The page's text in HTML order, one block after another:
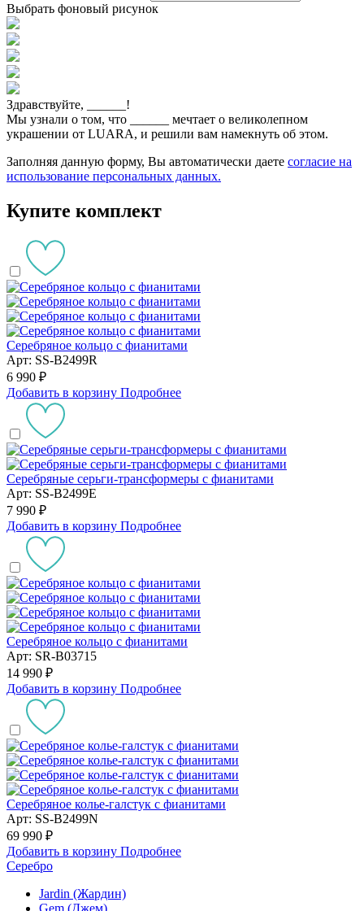
Выбрать фоновый рисунок
Здравствуйте,
!
Мы узнали о том, что
мечтает о великолепном
украшении от LUARA, и решили вам намекнуть об этом.
Заполняя данную форму, Вы автоматически даете согласие на
использование персональных данных.
Купите комплект
Серебряное кольцо с фианитами
Арт: SS-B2499R
6 990 ₽
Добавить в корзину Подробнее
Серебряные серьги-трансформеры с фианитами
Арт: SS-B2499E
7 990 ₽
Добавить в корзину Подробнее
Серебряное кольцо с фианитами
Арт: SR-B03715
14 990 ₽
Добавить в корзину Подробнее
Серебряное колье-галстук с фианитами
Арт: SS-B2499N
69 990 ₽
Добавить в корзину Подробнее
Серебро
Jardin (Жардин)